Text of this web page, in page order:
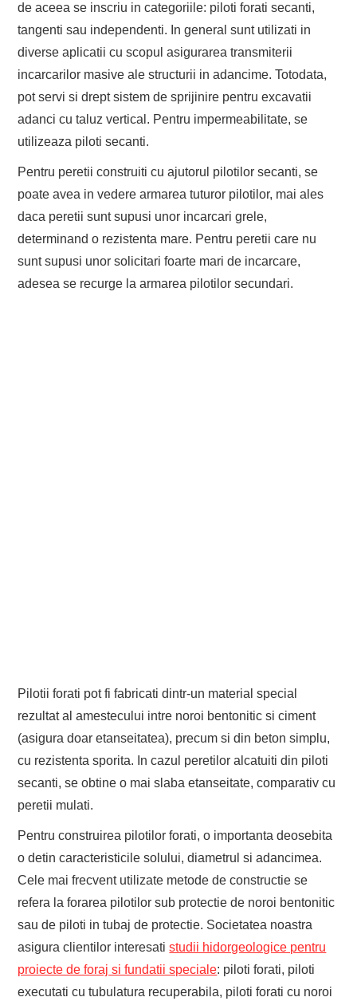
de aceea se inscriu in categoriile: piloti forati secanti,
tangenti sau independenti. In general sunt utilizati in
diverse aplicatii cu scopul asigurarea transmiterii
incarcarilor masive ale structurii in adancime. Totodata,
pot servi si drept sistem de sprijinire pentru excavatii
adanci cu taluz vertical. Pentru impermeabilitate, se
utilizeaza piloti secanti.
Pentru peretii construiti cu ajutorul pilotilor secanti, se
poate avea in vedere armarea tuturor pilotilor, mai ales
daca peretii sunt supusi unor incarcari grele,
determinand o rezistenta mare. Pentru peretii care nu
sunt supusi unor solicitari foarte mari de incarcare,
adesea se recurge la armarea pilotilor secundari.
Pilotii forati pot fi fabricati dintr-un material special
rezultat al amestecului intre noroi bentonitic si ciment
(asigura doar etanseitatea), precum si din beton simplu,
cu rezistenta sporita. In cazul peretilor alcatuiti din piloti
secanti, se obtine o mai slaba etanseitate, comparativ cu
peretii mulati.
Pentru construirea pilotilor forati, o importanta deosebita
o detin caracteristicile solului, diametrul si adancimea.
Cele mai frecvent utilizate metode de constructie se
refera la forarea pilotilor sub protectie de noroi bentonitic
sau de piloti in tubaj de protectie. Societatea noastra
asigura clientilor interesatistudii hidorgeologice pentru
proiecte de foraj si fundatii speciale: piloti forati, piloti
executati cu tubulatura recuperabila, piloti forati cu noroi